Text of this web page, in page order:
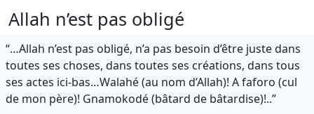
Allah n’est pas obligé
“…Allah n’est pas obligé, n’a pas besoin d’être juste dans
toutes ses choses, dans toutes ses créations, dans tous
ses actes ici-bas…Walahé (au nom d’Allah)! A faforo (cul
de mon père)! Gnamokodé (bâtard de bâtardise)!..”